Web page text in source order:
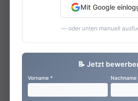
Mit Google
— oder unten manuell
📝 Jetzt
Vorname * Nachname